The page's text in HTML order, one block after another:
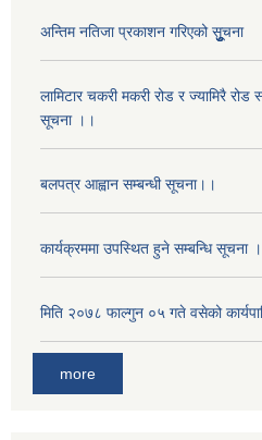
अन्तिम नतिजा प्रकाशन गरिएको सूुुुुचना
लामिटार चकरी मकरी रोड र ज्यामिरै
सूचना ।।
बलपत्र आह्वान सम्बन्धी सूचना।।
कार्यक्रममा उपस्थित हुने सम्बन्धि सूचना ।
मिति २०७८ फाल्गुन ०५ गते वसेको
more